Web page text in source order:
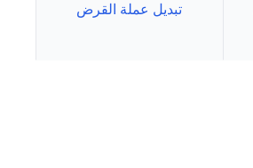
تبديل عملة القرض